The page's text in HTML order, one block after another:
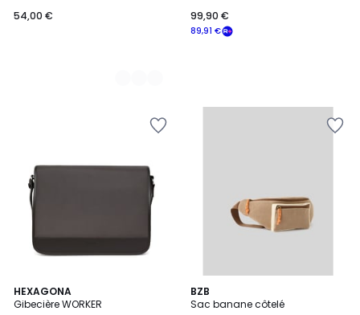
54,00 €
89,91 €
99,90 €
HEXAGONA
Gibecière WORKER
5
/
3
Couleurs
BZB
Sac banane côtelé